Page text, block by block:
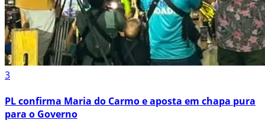
3
PL confirma Maria do Carmo e aposta em chapa pura
para o Governo